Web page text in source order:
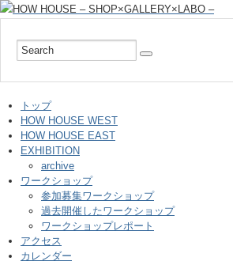
トップ
HOW HOUSE WEST
HOW HOUSE EAST
EXHIBITION
archive
ワークショップ
参加募集ワークショップ
過去開催したワークショップ
ワークショップレポート
アクセス
カレンダー